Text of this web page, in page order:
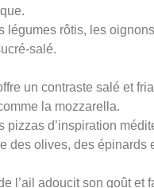
légumes rôtis, les
salé.
un contraste salé et
la mozzarella.
pizzas d’inspiration
des olives, des épinards
l’ail adoucit son goût et